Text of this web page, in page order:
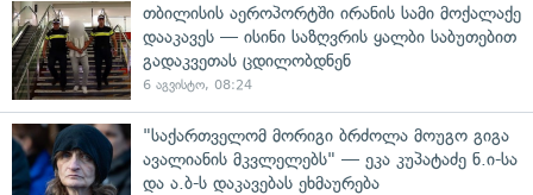
თბილისის აეროპორტში ირანის სამი მოქალაქე
დააკავეს — ისინი საზღვრის ყალბი საბუთებით
გადაკვეთას ცდილობდნენ
6 აგვისტო, 08:24
"საქართველომ მორიგი ბრძოლა მოუგო გიგა
ავალიანის მკვლელებს" — ეკა კუპატაძე ნ.ი-სა
და ა.ბ-ს დაკავებას ეხმაურება